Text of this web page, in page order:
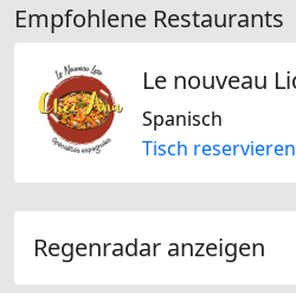
Empfohlene Restaurants
Spanisch
Tisch reservieren
Regenradar anzeigen